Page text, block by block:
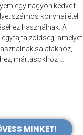
egy nagyon kedvelt
számos konyhai étel
használnak. A
egyfajta zöldség, amelyet
salátákhoz,
mártásokhoz …
MINKET!